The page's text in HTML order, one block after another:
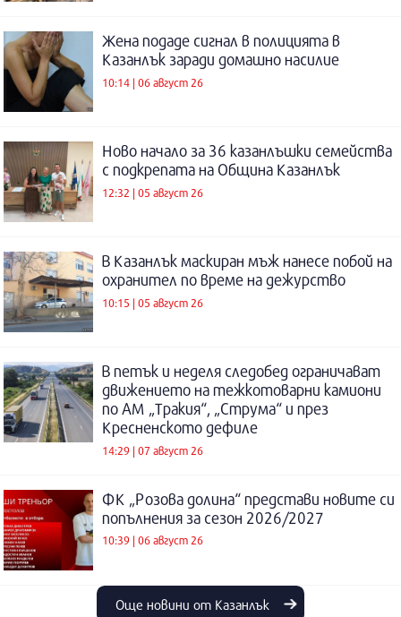
Жена подаде сигнал в полицията в
Казанлък заради домашно насилие
10:14 | 06 август 26
Ново начало за 36 казанлъшки семейства
с подкрепата на Община Казанлък
12:32 | 05 август 26
В Казанлък маскиран мъж нанесе побой на
охранител по време на дежурство
10:15 | 05 август 26
В петък и неделя следобед ограничават
движението на тежкотоварни камиони
по АМ „Тракия“, „Струма“ и през
Кресненското дефиле
14:29 | 07 август 26
ФК „Розова долина“ представи новите си
попълнения за сезон 2026/2027
10:39 | 06 август 26
Още новини от Казанлък